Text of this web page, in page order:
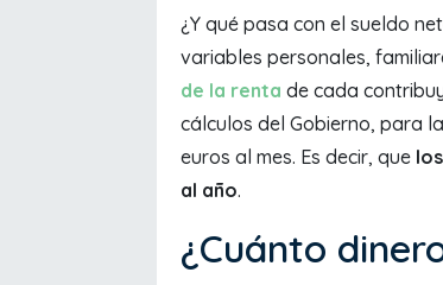
¿Y qué pasa con el sueldo
variables personales,
de la renta de cada
cálculos del Gobierno, para
euros al mes. Es decir, que
al año.
¿Cuánto